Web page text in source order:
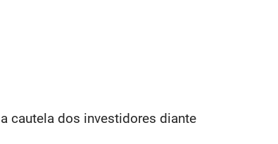
cautela dos investidores diante